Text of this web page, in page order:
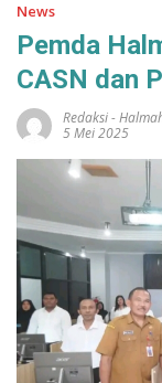
News
Pemda
CASN dan
Redaksi-
5 Mei 2025